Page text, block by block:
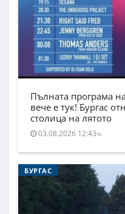
Пълната програма
вече е тук! Бургас
столица на лятото
03.08.2026 12:43ч.
БУРГАС